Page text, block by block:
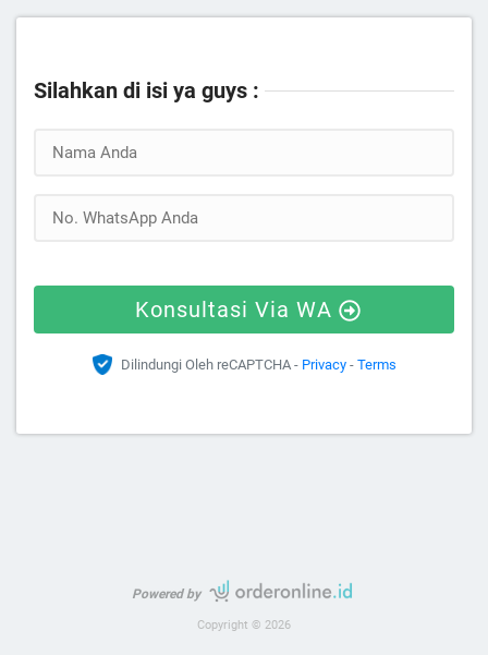
Silahkan di isi ya guys :
Konsultasi Via WA
Dilindungi Oleh reCAPTCHA - Privacy- Terms
Powered by
Copyright © 2026